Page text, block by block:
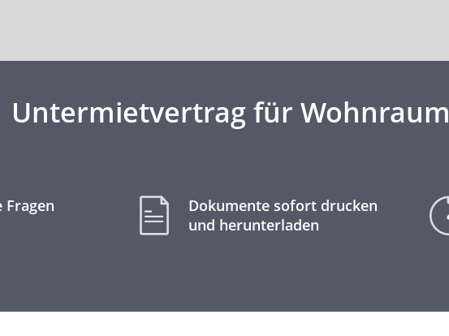
Untermietvertrag für Wohnraum
Fragen
Dokumente sofort drucken
und herunterladen